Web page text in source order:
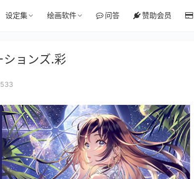
设定集 绘画软件 问答 赞助会员
ョンズ.彩